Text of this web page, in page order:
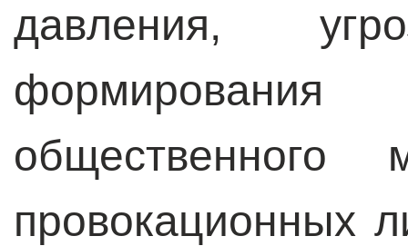
давления,
провокационных